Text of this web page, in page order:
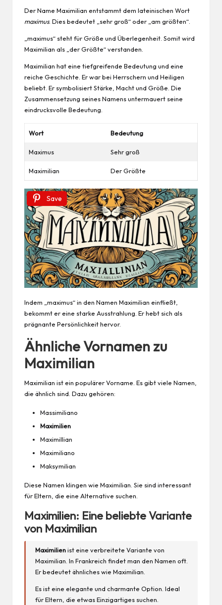
Der Name Maximilian entstammt dem lateinischen Wort
maximus. Dies bedeutet „sehr groß“ oder „am größten“.
„maximus“ steht für Größe und Überlegenheit. Somit wird
Maximilian als „der Größte“ verstanden.
Maximilian hat eine tiefgreifende Bedeutung und eine
reiche Geschichte. Er war bei Herrschern und Heiligen
beliebt. Er symbolisiert Stärke, Macht und Größe. Die
Zusammensetzung seines Namens untermauert seine
eindrucksvolle Bedeutung.
Wort Bedeutung
Maximus Sehr groß
Maximilian Der Größte
Save
Indem „maximus“ in den Namen Maximilian einfließt,
bekommt er eine starke Ausstrahlung. Er hebt sich als
prägnante Persönlichkeit hervor.
Ähnliche Vornamen zu
Maximilian
Maximilian ist ein populärer Vorname. Es gibt viele Namen,
die ähnlich sind. Dazu gehören:
Massimiliano
Maximilien
Maximillian
Maximiliano
Maksymilian
Diese Namen klingen wie Maximilian. Sie sind interessant
für Eltern, die eine Alternative suchen.
Maximilien: Eine beliebte Variante
von Maximilian
Maximilienist eine verbreitete Variante von
Maximilian. In Frankreich findet man den Namen oft.
Er bedeutet ähnliches wie Maximilian.
Es ist eine elegante und charmante Option. Ideal
für Eltern, die etwas Einzigartiges suchen.